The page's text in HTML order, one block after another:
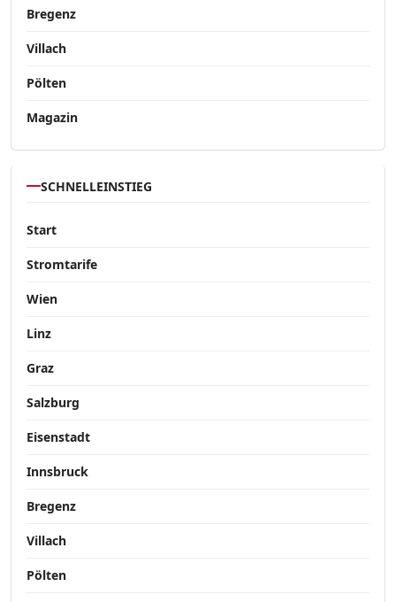
Bregenz
Villach
Pölten
Magazin
SCHNELLEINSTIEG
Start
Stromtarife
Wien
Linz
Graz
Salzburg
Eisenstadt
Innsbruck
Bregenz
Villach
Pölten